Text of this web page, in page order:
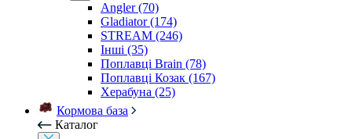
Angler (70)
Gladiator (174)
STREAM (246)
Інші (35)
Поплавці Brain (78)
Поплавці Козак (167)
Херабуна (25)
Кормова база
Каталог